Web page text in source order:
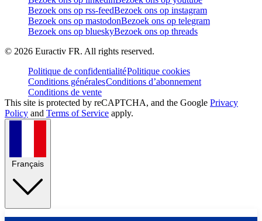
Bezoek ons op rss-feedBezoek ons op instagram
Bezoek ons op mastodonBezoek ons op telegram
Bezoek ons op blueskyBezoek ons op threads
© 2026 Euractiv FR. All rights reserved.
Politique de confidentialitéPolitique cookies
Conditions généralesConditions d’abonnement
Conditions de vente
This site is protected by reCAPTCHA, and the Google Privacy
Policy and Terms of Service apply.
Français